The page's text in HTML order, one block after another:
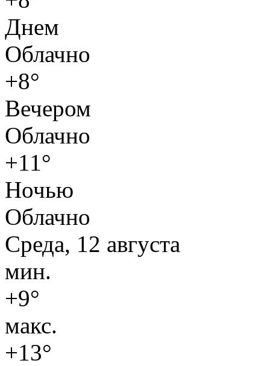
Днем
Облачно
+8°
Вечером
Облачно
+11°
Ночью
Облачно
Среда, 12 августа
мин.
+9°
макс.
+13°